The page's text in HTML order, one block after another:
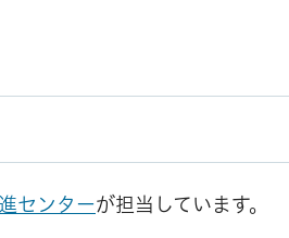
センターが担当しています。